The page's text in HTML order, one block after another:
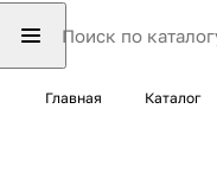
Главная Каталог